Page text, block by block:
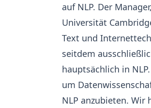
auf NLP. Der
Universität
Text und
seitdem
hauptsächlich in
um
NLP anzubieten. Wir